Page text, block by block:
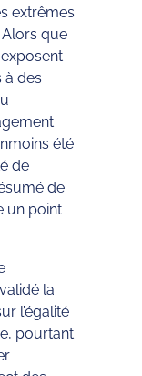
extrêmes
que
à des
été
de
de
un point
la
l’égalité
pourtant